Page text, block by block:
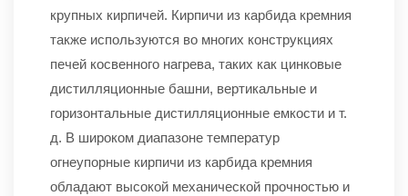
крупных кирпичей. Кирпичи из карбида кремния
также используются во многих конструкциях
печей косвенного нагрева, таких как цинковые
дистилляционные башни, вертикальные и
горизонтальные дистилляционные емкости и т.
д. В широком диапазоне температур
огнеупорные кирпичи из карбида кремния
обладают высокой механической прочностью и